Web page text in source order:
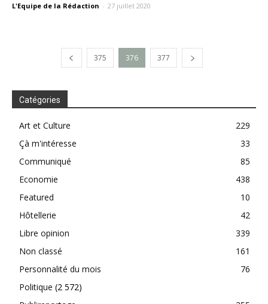
L'Equipe de la Rédaction - 27 juillet 2020
375 376 377
Catégories
Art et Culture
229
Çà m'intéresse
33
Communiqué
85
Economie
438
Featured
10
Hôtellerie
42
Libre opinion
339
Non classé
161
Personnalité du mois
76
Politique (2 572)